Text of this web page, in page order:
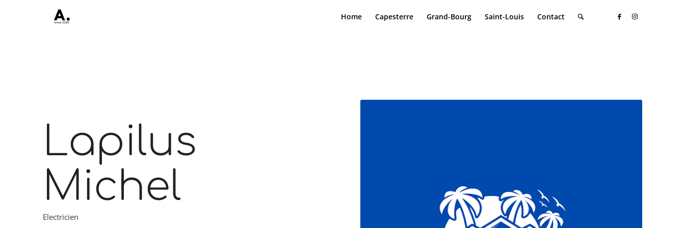
Home Capesterre Grand-Bourg Saint-Louis Contact
Lapilus
Michel
Electricien